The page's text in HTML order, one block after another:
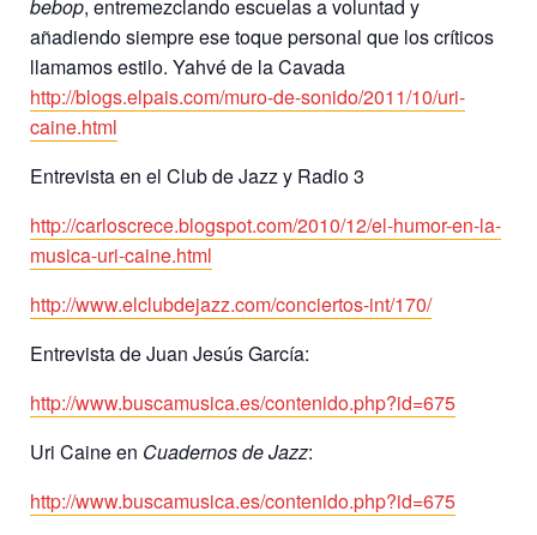
bebop, entremezclando escuelas a voluntad y
añadiendo siempre ese toque personal que los críticos
llamamos estilo. Yahvé de la Cavada
http://blogs.elpais.com/muro-de-sonido/2011/10/uri-
caine.html
Entrevista en el Club de Jazz y Radio 3
http://carloscrece.blogspot.com/2010/12/el-humor-en-la-
musica-uri-caine.html
http://www.elclubdejazz.com/conciertos-int/170/
Entrevista de Juan Jesús García:
http://www.buscamusica.es/contenido.php?id=675
Uri Caine en Cuadernos de Jazz:
http://www.buscamusica.es/contenido.php?id=675